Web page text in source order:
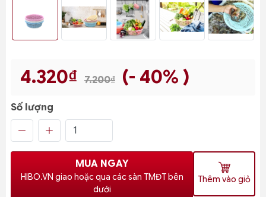
4.320₫ 7.200₫ (- 40% )
Số lượng
MUA NGAY
HIBO.VN giao hoặc qua các sàn TMĐT bên
dưới
Thêm vào giỏ